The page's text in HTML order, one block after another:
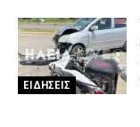
ΕΙΔΗΣΕΙΣ